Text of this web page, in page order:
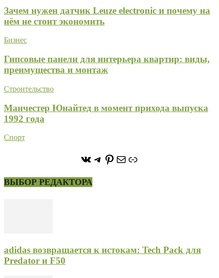
Зачем нужен датчик Leuze electronic и почему на
нём не стоит экономить
Бизнес
Гипсовые панели для интерьера квартир: виды,
преимущества и монтаж
Строительство
Манчестер Юнайтед в момент прихода выпуска
1992 года
Спорт
https://vk.com/
https://t.me/stoneforest
https://
ПочтаСсылка
ВЫБОР РЕДАКТОРА
adidas возвращается к истокам: Tech Pack для
Predator и F50